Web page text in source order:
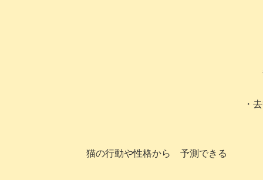
・
猫の行動や性格から 予測できる